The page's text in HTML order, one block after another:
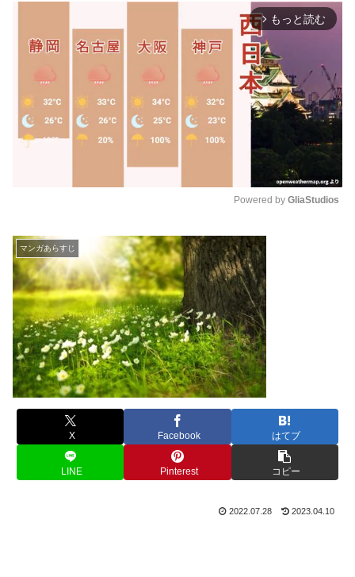
arrow_forward_ios もっと読む
Powered by GliaStudios
マンガあらすじ
X Facebook はてブ
LINE Pinterest コピー
2022.07.28 2023.04.10